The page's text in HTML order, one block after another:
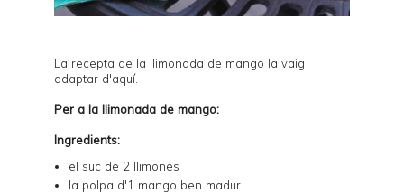
La recepta de la llimonada de mango la vaig
adaptar d'aquí.
Per a la llimonada de mango:
Ingredients:
el suc de 2 llimones
la polpa d'1 mango ben madur